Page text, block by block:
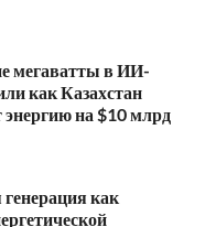
мегаватты в ИИ-
как Казахстан
энергию на $10 млрд
как